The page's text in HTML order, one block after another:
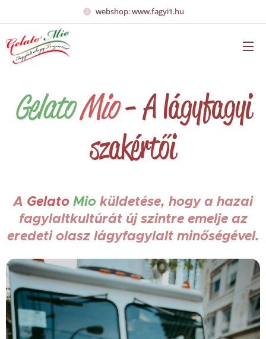
webshop: www.fagyi1.hu
GelatoMio- A lágyfagyi
szakértői
A Gelato Mio küldetése, hogy a hazai
fagylaltkultúrát új szintre emelje az
eredeti olasz lágyfagylalt minőségével.